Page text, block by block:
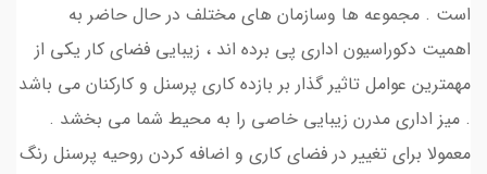
است . مجموعه ها وسازمان های مختلف در حال حاضر به
اهمیت دکوراسیون اداری پی برده اند ، زیبایی فضای کار یکی از
مهمترین عوامل تاثیر گذار بر بازده کاری پرسنل و کارکنان می باشد
. میز اداری مدرن زیبایی خاصی را به محیط شما می بخشد .
معمولا برای تغییر در فضای کاری و اضافه کردن روحیه پرسنل رنگ